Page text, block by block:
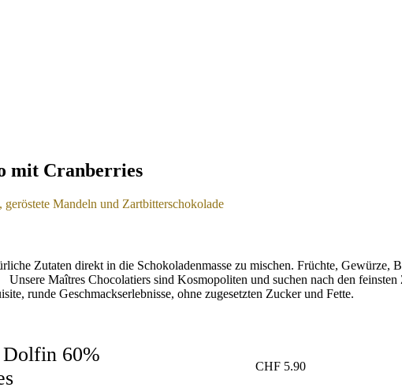
mit Cranberries
Mandeln und Zartbitterschokolade
Zutaten direkt in die Schokoladenmasse zu mischen. Früchte, Gewürze,
Maîtres Chocolatiers sind Kosmopoliten und suchen nach den
runde Geschmackserlebnisse, ohne zugesetzten Zucker und Fette.
Dolfin 60%
CHF 5.90